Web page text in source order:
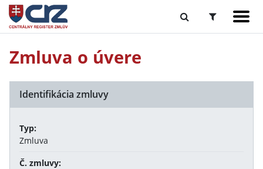
Zmluva o úvere
Identifikácia zmluvy
Typ:
Zmluva
Č. zmluvy: